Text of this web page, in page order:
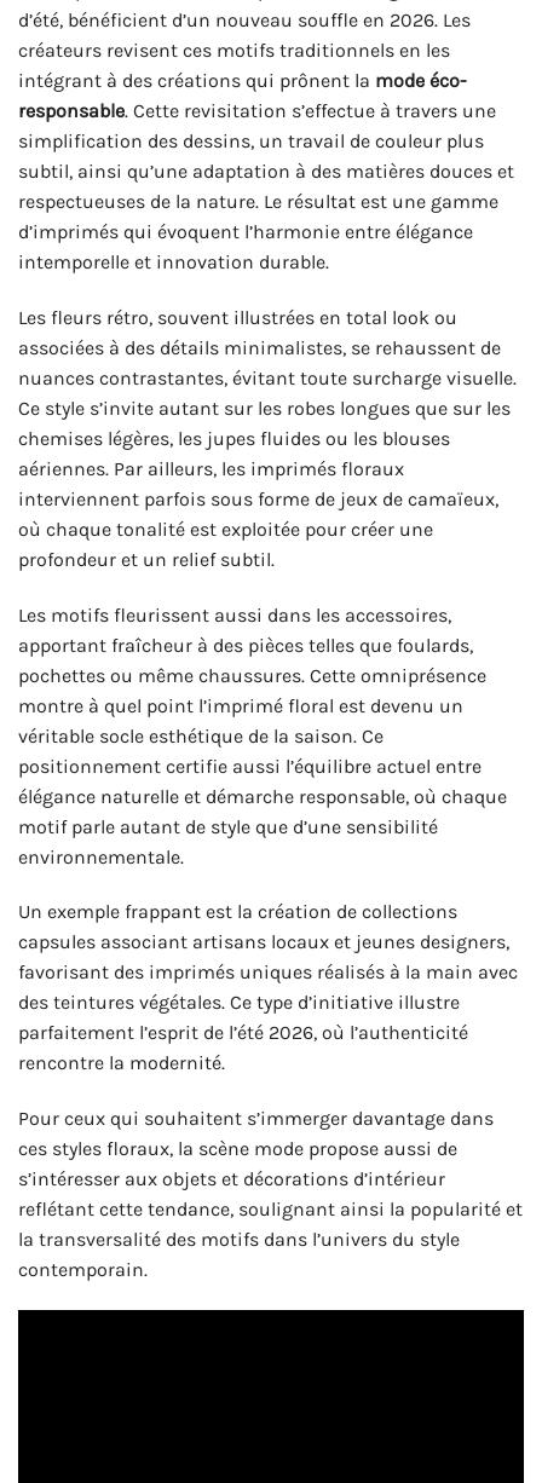
d’été, bénéficient d’un nouveau souffle en 2026. Les
créateurs revisent ces motifs traditionnels en les
intégrant à des créations qui prônent la mode éco-
responsable. Cette revisitation s’effectue à travers une
simplification des dessins, un travail de couleur plus
subtil, ainsi qu’une adaptation à des matières douces et
respectueuses de la nature. Le résultat est une gamme
d’imprimés qui évoquent l’harmonie entre élégance
intemporelle et innovation durable.
Les fleurs rétro, souvent illustrées en total look ou
associées à des détails minimalistes, se rehaussent de
nuances contrastantes, évitant toute surcharge visuelle.
Ce style s’invite autant sur les robes longues que sur les
chemises légères, les jupes fluides ou les blouses
aériennes. Par ailleurs, les imprimés floraux
interviennent parfois sous forme de jeux de camaïeux,
où chaque tonalité est exploitée pour créer une
profondeur et un relief subtil.
Les motifs fleurissent aussi dans les accessoires,
apportant fraîcheur à des pièces telles que foulards,
pochettes ou même chaussures. Cette omniprésence
montre à quel point l’imprimé floral est devenu un
véritable socle esthétique de la saison. Ce
positionnement certifie aussi l’équilibre actuel entre
élégance naturelle et démarche responsable, où chaque
motif parle autant de style que d’une sensibilité
environnementale.
Un exemple frappant est la création de collections
capsules associant artisans locaux et jeunes designers,
favorisant des imprimés uniques réalisés à la main avec
des teintures végétales. Ce type d’initiative illustre
parfaitement l’esprit de l’été 2026, où l’authenticité
rencontre la modernité.
Pour ceux qui souhaitent s’immerger davantage dans
ces styles floraux, la scène mode propose aussi de
s’intéresser aux objets et décorations d’intérieur
reflétant cette tendance, soulignant ainsi la popularité et
la transversalité des motifs dans l’univers du style
contemporain.